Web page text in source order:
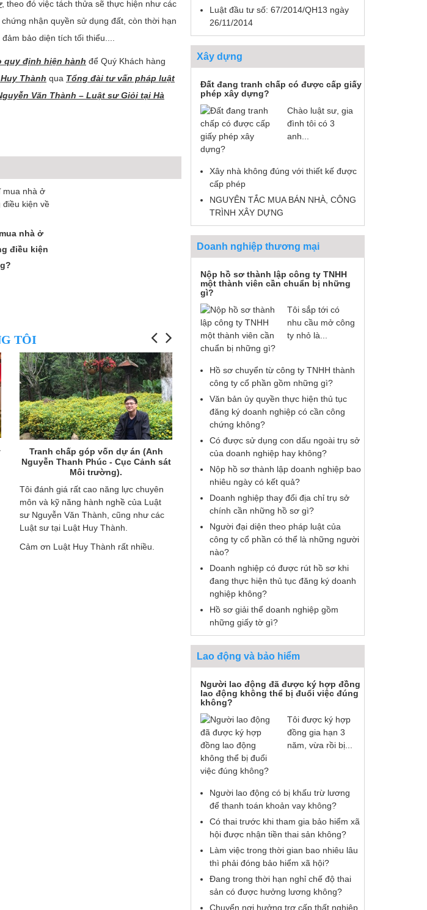
, theo đó việc tách thửa sẽ thực hiện như các
nhận quyền sử dụng đất, còn thời hạn
bảo diện tích tối thiểu....
quy định hiện hành để Quý Khách hàng
Thành qua Tổng đài tư vấn pháp luật
Văn Thành – Luật sư Giỏi tại Hà
nhà ở
điều kiện
TÔI
Tranh chấp góp vốn dự án (Anh
Nguyễn Thanh Phúc - Cục Cảnh sát
Môi trường).
Tôi đánh giá rất cao năng lực chuyên
môn và kỹ năng hành nghề của Luật
sư Nguyễn Văn Thành, cũng như các
Luật sư tại Luật Huy Thành.
Cảm ơn Luật Huy Thành rất nhiều.
Tranh chấp tiền ký quỹ – Anh
Nội).
Luật Huy Thành đã tư vấn, hỗ trợ pháp
lý và bảo vệ được quyền lợi hợp pháp
cho tôi theo quy định.
Cảm ơn Luật Huy Thành rất nhiều.
Luật đầu tư số: 67/2014/QH13 ngày
26/11/2014
Xây dựng
Đất đang tranh chấp có được cấp giấy
phép xây dựng?
Chào luật sư, gia
đình tôi có 3
anh...
Xây nhà không đúng với thiết kế được
cấp phép
NGUYÊN TẮC MUA BÁN NHÀ, CÔNG
TRÌNH XÂY DỰNG
Doanh nghiệp thương mại
Nộp hồ sơ thành lập công ty TNHH
một thành viên cần chuẩn bị những
gì?
Tôi sắp tới có
nhu cầu mở công
ty nhỏ là...
Hồ sơ chuyển từ công ty TNHH thành
công ty cổ phần gồm những gì?
Văn bản ủy quyền thực hiện thủ tục
đăng ký doanh nghiệp có cần công
chứng không?
Có được sử dụng con dấu ngoài trụ sở
của doanh nghiệp hay không?
Nộp hồ sơ thành lập doanh nghiệp bao
nhiêu ngày có kết quả?
Doanh nghiệp thay đổi địa chỉ trụ sở
chính cần những hồ sơ gì?
Người đại diện theo pháp luật của
công ty cổ phần có thể là những người
nào?
Doanh nghiệp có được rút hồ sơ khi
đang thực hiện thủ tục đăng ký doanh
nghiệp không?
Hồ sơ giải thể doanh nghiệp gồm
những giấy tờ gì?
Lao động và bảo hiểm
Người lao động đã được ký hợp đồng
lao động không thể bị đuổi việc đúng
không?
Tôi được ký hợp
đồng gia hạn 3
năm, vừa rồi bị...
Người lao động có bị khấu trừ lương
để thanh toán khoản vay không?
Có thai trước khi tham gia bảo hiểm xã
hội được nhận tiền thai sản không?
Làm việc trong thời gian bao nhiêu lâu
thì phải đóng bảo hiểm xã hội?
Đang trong thời hạn nghỉ chế độ thai
sản có được hưởng lương không?
Chuyển nơi hưởng trợ cấp thất nghiệp